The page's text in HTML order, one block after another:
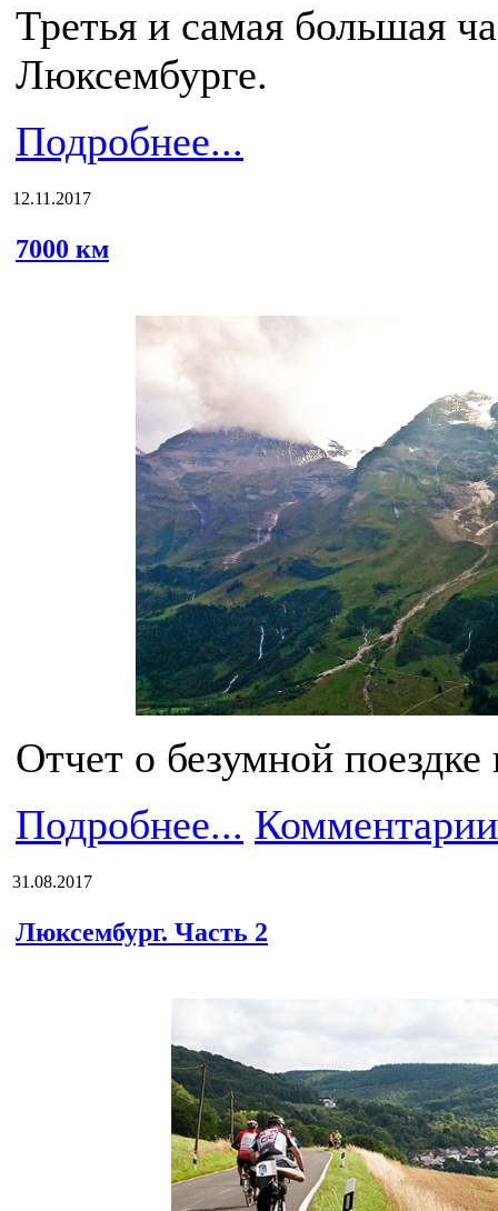
Третья и самая большая
Люксембурге.
Подробнее...
12.11.2017
7000 км
Отчет о безумной
Подробнее...
31.08.2017
Люксембург. Часть 2